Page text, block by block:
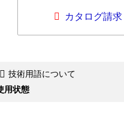
カタログ請求
技術用語について
用状態